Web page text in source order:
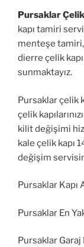
Pursaklar
kapı tamiri
menteşe
dierre çelik
sunmaktayız.
Pursaklar çelik
çelik
kilit değişimi
kale çelik kapı
değişim
Pursaklar Kapı
Pursaklar En
Pursaklar Garaj